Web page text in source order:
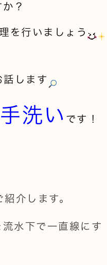
？
を行いましょう
します
手洗い です ！
紹介します。
水下で一直線にす